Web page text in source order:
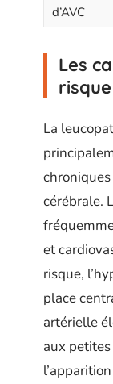
d’AVC
Les
risque
La
cérébrale.
et
risque,
place
artérielle
aux